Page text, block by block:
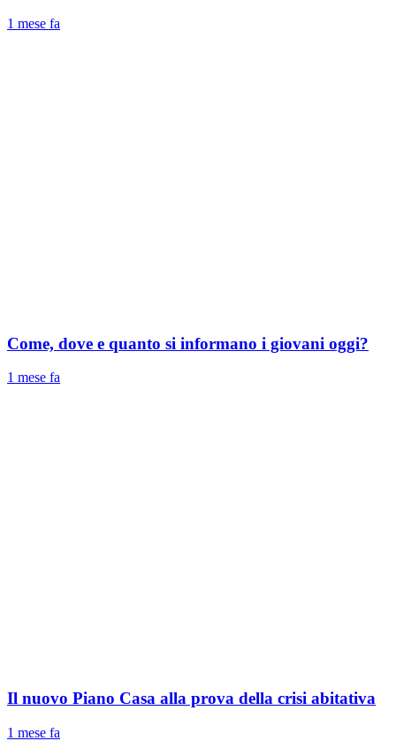
1 mese fa
Come, dove e quanto si informano i giovani oggi?
1 mese fa
Il nuovo Piano Casa alla prova della crisi abitativa
1 mese fa